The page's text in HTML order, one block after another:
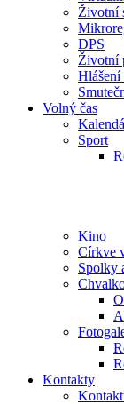
Životní
DPS
Životní
Hlášení
Volný čas
Sport
Kino
Církve
Spolky
Kontakty